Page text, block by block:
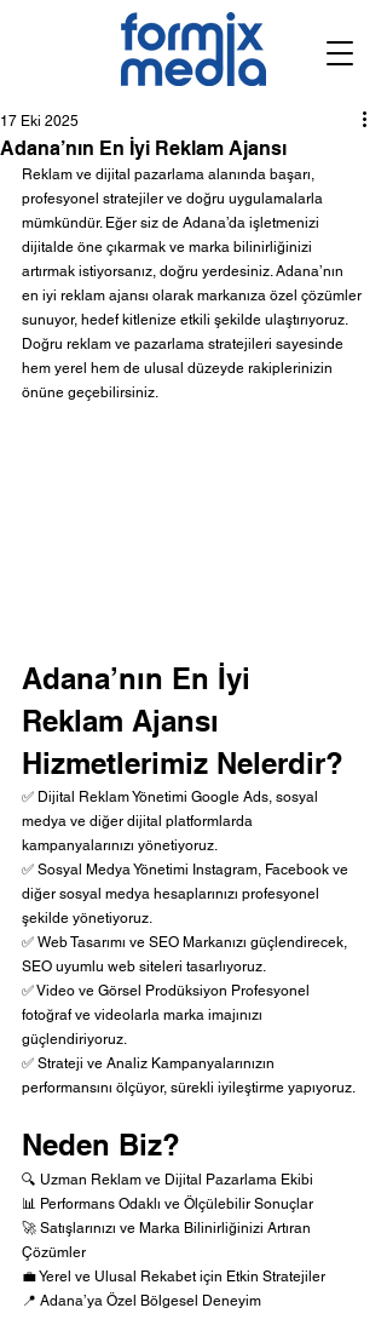
Adana’nın En İyi Reklam Ajansı
17 Eki 2025
Reklam ve dijital pazarlama alanında başarı,
profesyonel stratejiler ve doğru uygulamalarla
mümkündür. Eğer siz de Adana’da işletmenizi
dijitalde öne çıkarmak ve marka bilinirliğinizi
artırmak istiyorsanız, doğru yerdesiniz. Adana’nın
en iyi reklam ajansı olarak markanıza özel çözümler
sunuyor, hedef kitlenize etkili şekilde ulaştırıyoruz.
Doğru reklam ve pazarlama stratejileri sayesinde
hem yerel hem de ulusal düzeyde rakiplerinizin
önüne geçebilirsiniz.
Adana’nın En İyi
Reklam Ajansı
Hizmetlerimiz Nelerdir?
✅ Dijital Reklam Yönetimi Google Ads, sosyal
medya ve diğer dijital platformlarda
kampanyalarınızı yönetiyoruz.
✅ Sosyal Medya Yönetimi Instagram, Facebook ve
diğer sosyal medya hesaplarınızı profesyonel
şekilde yönetiyoruz.
✅ Web Tasarımı ve SEO Markanızı güçlendirecek,
SEO uyumlu web siteleri tasarlıyoruz.
✅ Video ve Görsel Prodüksiyon Profesyonel
fotoğraf ve videolarla marka imajınızı
güçlendiriyoruz.
✅ Strateji ve Analiz Kampanyalarınızın
performansını ölçüyor, sürekli iyileştirme yapıyoruz.
Neden Biz?
🔍 Uzman Reklam ve Dijital Pazarlama Ekibi
📊 Performans Odaklı ve Ölçülebilir Sonuçlar
🚀 Satışlarınızı ve Marka Bilinirliğinizi Artıran
Çözümler
💼 Yerel ve Ulusal Rekabet için Etkin Stratejiler
📍 Adana’ya Özel Bölgesel Deneyim